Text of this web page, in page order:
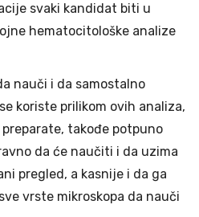
svaki kandidat biti u
hematocitološke analize
nauči i da samostalno
koriste prilikom ovih analiza,
takođe potpuno
da će naučiti i da uzima
pregled, a kasnije i da ga
vrste mikroskopa da nauči